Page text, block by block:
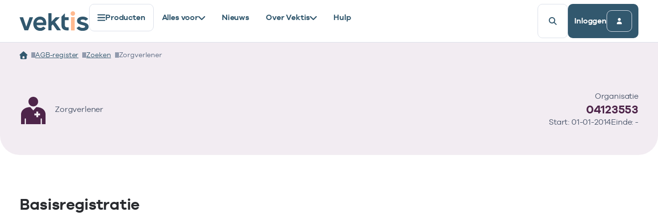
Producten Alles voor Nieuws Over Vektis Hulp Inloggen
AGB-register Zoeken Zorgverlener
Zorgverlener
Organisatie
04123553
Start: 01-01-2014Einde: -
Basisregistratie